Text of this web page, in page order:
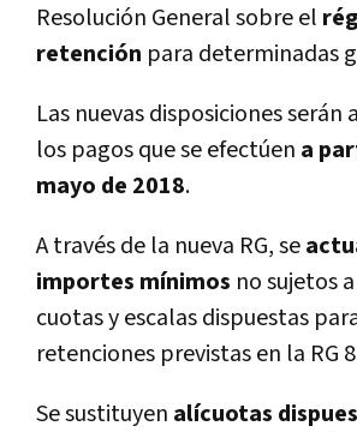
Resolución General sobre el
retención para determinadas
Las nuevas disposiciones serán
los pagos que se efectúen a
mayo de 2018.
A través de la nueva RG, se
importes mí­nimos no sujetos
cuotas y escalas dispuestas
retenciones previstas en la RG
Se sustituyen alí­cuotas